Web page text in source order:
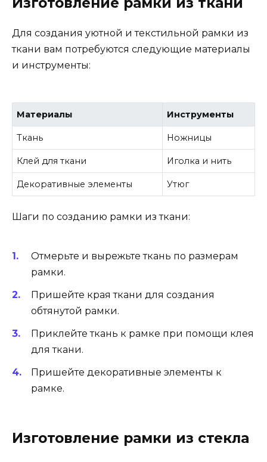
Для создания уютной и текстильной рамки из
ткани вам потребуются следующие материалы
и инструменты:
Материалы Инструменты
Ткань Ножницы
Клей для ткани Иголка и нить
Декоративные элементы Утюг
Шаги по созданию рамки из ткани:
Отмерьте и вырежьте ткань по размерам
рамки.
Пришейте края ткани для создания
обтянутой рамки.
Приклейте ткань к рамке при помощи клея
для ткани.
Пришейте декоративные элементы к
рамке.
Изготовление рамки из стекла